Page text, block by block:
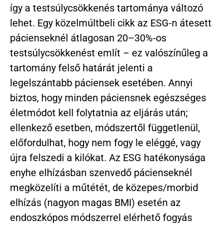
így a testsúlycsökkenés tartománya változó
lehet. Egy közelmúltbeli cikk az ESG-n átesett
pácienseknél átlagosan 20–30%-os
testsúlycsökkenést említ – ez valószínűleg a
tartomány felső határát jelenti a
legelszántabb páciensek esetében. Annyi
biztos, hogy minden páciensnek egészséges
életmódot kell folytatnia az eljárás után;
ellenkező esetben, módszertől függetlenül,
előfordulhat, hogy nem fogy le eléggé, vagy
újra felszedi a kilókat. Az ESG hatékonysága
enyhe elhízásban szenvedő pácienseknél
megközelíti a műtétét, de közepes/morbid
elhízás (nagyon magas BMI) esetén az
endoszkópos módszerrel elérhető fogyás